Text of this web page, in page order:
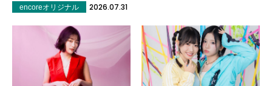
encoreオリジナル 2026.07.31